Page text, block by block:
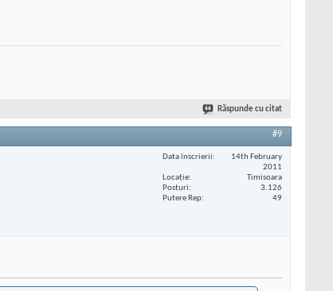
Răspunde cu citat
#9
Data înscrierii
14th February
2011
Locaţie
Timisoara
Posturi
3.126
Putere Rep
49